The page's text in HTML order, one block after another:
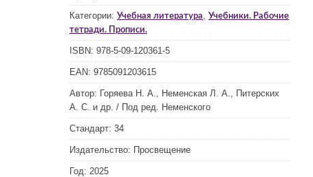
Категории: Учебная литература
Учебники. Рабочие
тетради. Прописи.
ISBN: 978-5-09-120361-5
EAN: 9785091203615
Автор: Горяева Н. А., Неменская Л. А., Питерских
А. С. и др. / Под ред. Неменского
Стандарт: 34
Издательство: Просвещение
Год: 2025